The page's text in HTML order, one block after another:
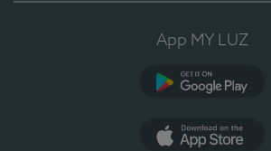
App MY LUZ